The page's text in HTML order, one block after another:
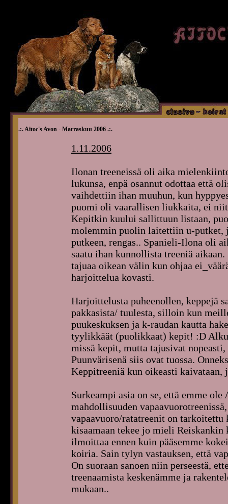
.:. Aitoc's Avon - Marraskuu 2006 .:.
1.11.2006
Ilonan treeneissä oli aika
lukunsa, enpä osannut odottaa että
vaihdettiin ihan muuhun, kun
puomi oli vaarallisen liukkaita, ei
Kepitkin kuului sallittuun listaan,
molemmin puolin laitettiin u-putket,
putkeen, rengas.. Spanieli-Ilona oli
saatu ihan kunnollista treeniä
tajuaa oikean välin kun ohjaa
harjoittelua kovasti.
Harjoittelusta puheenollen, keppejä
pakkasista/ tuulesta, silloin kun
puukeskuksen ja k-raudan kautta
tyylikkäät (puolikkaat) kepit! :D
missä kepit, mutta tajusivat
Puunvärisenä siis ovat tuossa.
Keppitreeniä kun oikeasti kaivataan,
Surkeampi asia on se, että emme
mahdollisuuden
vapaavuoro/ratatreenit on
kisaamaan tekee jo mieli Reiskankin
ilmoittaa ennen kuin pääsemme
koiria. Sain tylyn vastauksen, että
On suoraan sanoen niin perseestä,
treenaamista keskenämme ja
mukaan..